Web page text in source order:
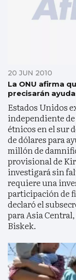
20 JUN 2010
La ONU afirma
precisarán
Estados Unidos
independiente
étnicos en el sur
de dólares para
millón de
provisional de
investigará sin
requiere una
participación de
declaró el
para Asia
Biskek.